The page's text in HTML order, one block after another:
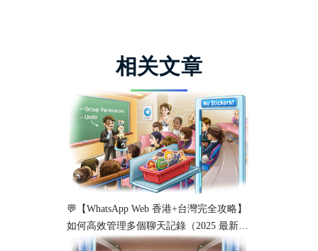
相关文章
💬【WhatsApp Web 香港+台灣完全攻略】
如何高效管理多個聊天記錄（2025 最新教
學）